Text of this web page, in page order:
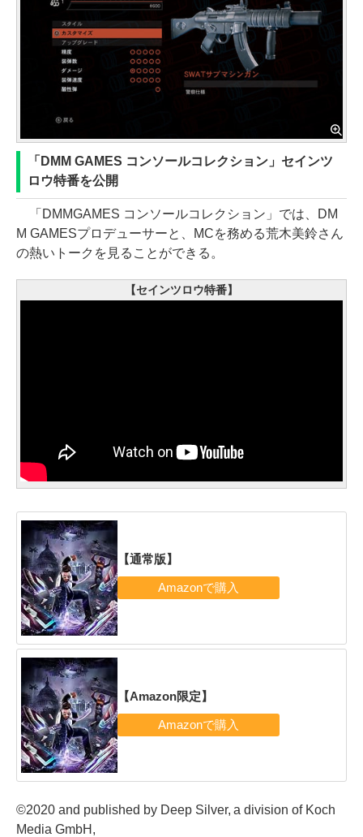
「DMM GAMES コンソールコレクション」セインツ
ロウ特番を公開
「DMMGAMES コンソールコレクション」では、DM
M GAMESプロデューサーと、MCを務める荒木美鈴さん
の熱いトークを見ることができる。
【セインツロウ特番】
【通常版】
【Amazon限定】
©2020 and published by Deep Silver, a division of Koch
Media GmbH,